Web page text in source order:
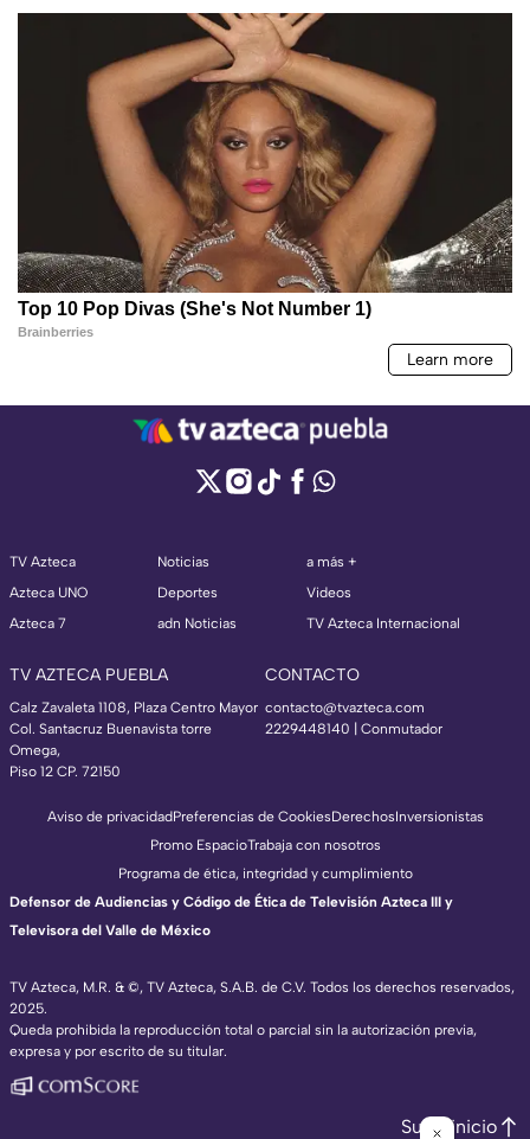
TV Azteca
Azteca UNO
Azteca 7
Noticias
Deportes
adn Noticias
a más +
Videos
TV Azteca Internacional
TV AZTECA PUEBLA
Calz Zavaleta 1108, Plaza Centro Mayor
Col. Santacruz Buenavista torre
Omega,
Piso 12 CP. 72150
CONTACTO
contacto@tvazteca.com
2229448140 | Conmutador
TV Azteca, M.R. & ©, TV Azteca, S.A.B. de C.V. Todos los derechos reservados,
2025.
Queda prohibida la reproducción total o parcial sin la autorización previa,
expresa y por escrito de su titular.
Aviso de privacidadPreferencias de CookiesDerechosInversionistas
Promo EspacioTrabaja con nosotros
Programa de ética, integridad y cumplimiento
Defensor de Audiencias y Código de Ética de Televisión Azteca III y
Televisora del Valle de México
Subir inicio